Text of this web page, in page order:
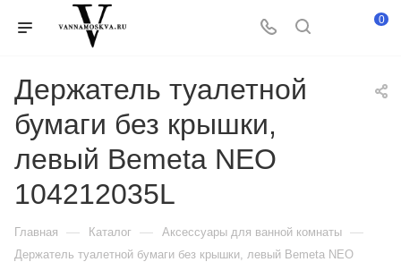
0
Держатель туалетной
бумаги без крышки,
левый Bemeta NEO
104212035L
Главная — Каталог — Аксессуары для ванной комнаты —
Держатель туалетной бумаги без крышки, левый Bemeta NEO